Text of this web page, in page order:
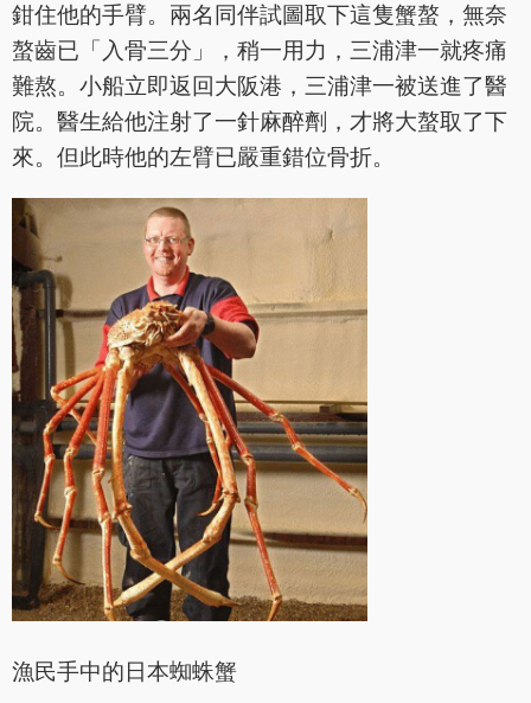
鉗住他的手臂。兩名同伴試圖取下這隻蟹螯，無奈
螯齒已「入骨三分」，稍一用力，三浦津一就疼痛
難熬。小船立即返回大阪港，三浦津一被送進了醫
院。醫生給他注射了一針麻醉劑，才將大螯取了下
來。但此時他的左臂已嚴重錯位骨折。
漁民手中的日本蜘蛛蟹